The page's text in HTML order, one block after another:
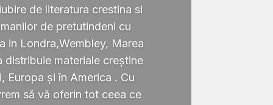
de literatura crestina si
de pretutindeni cu
in Londra,Wembley, Marea
distribuie materiale creștine
Europa și în America . Cu
să vă oferin tot ceea ce